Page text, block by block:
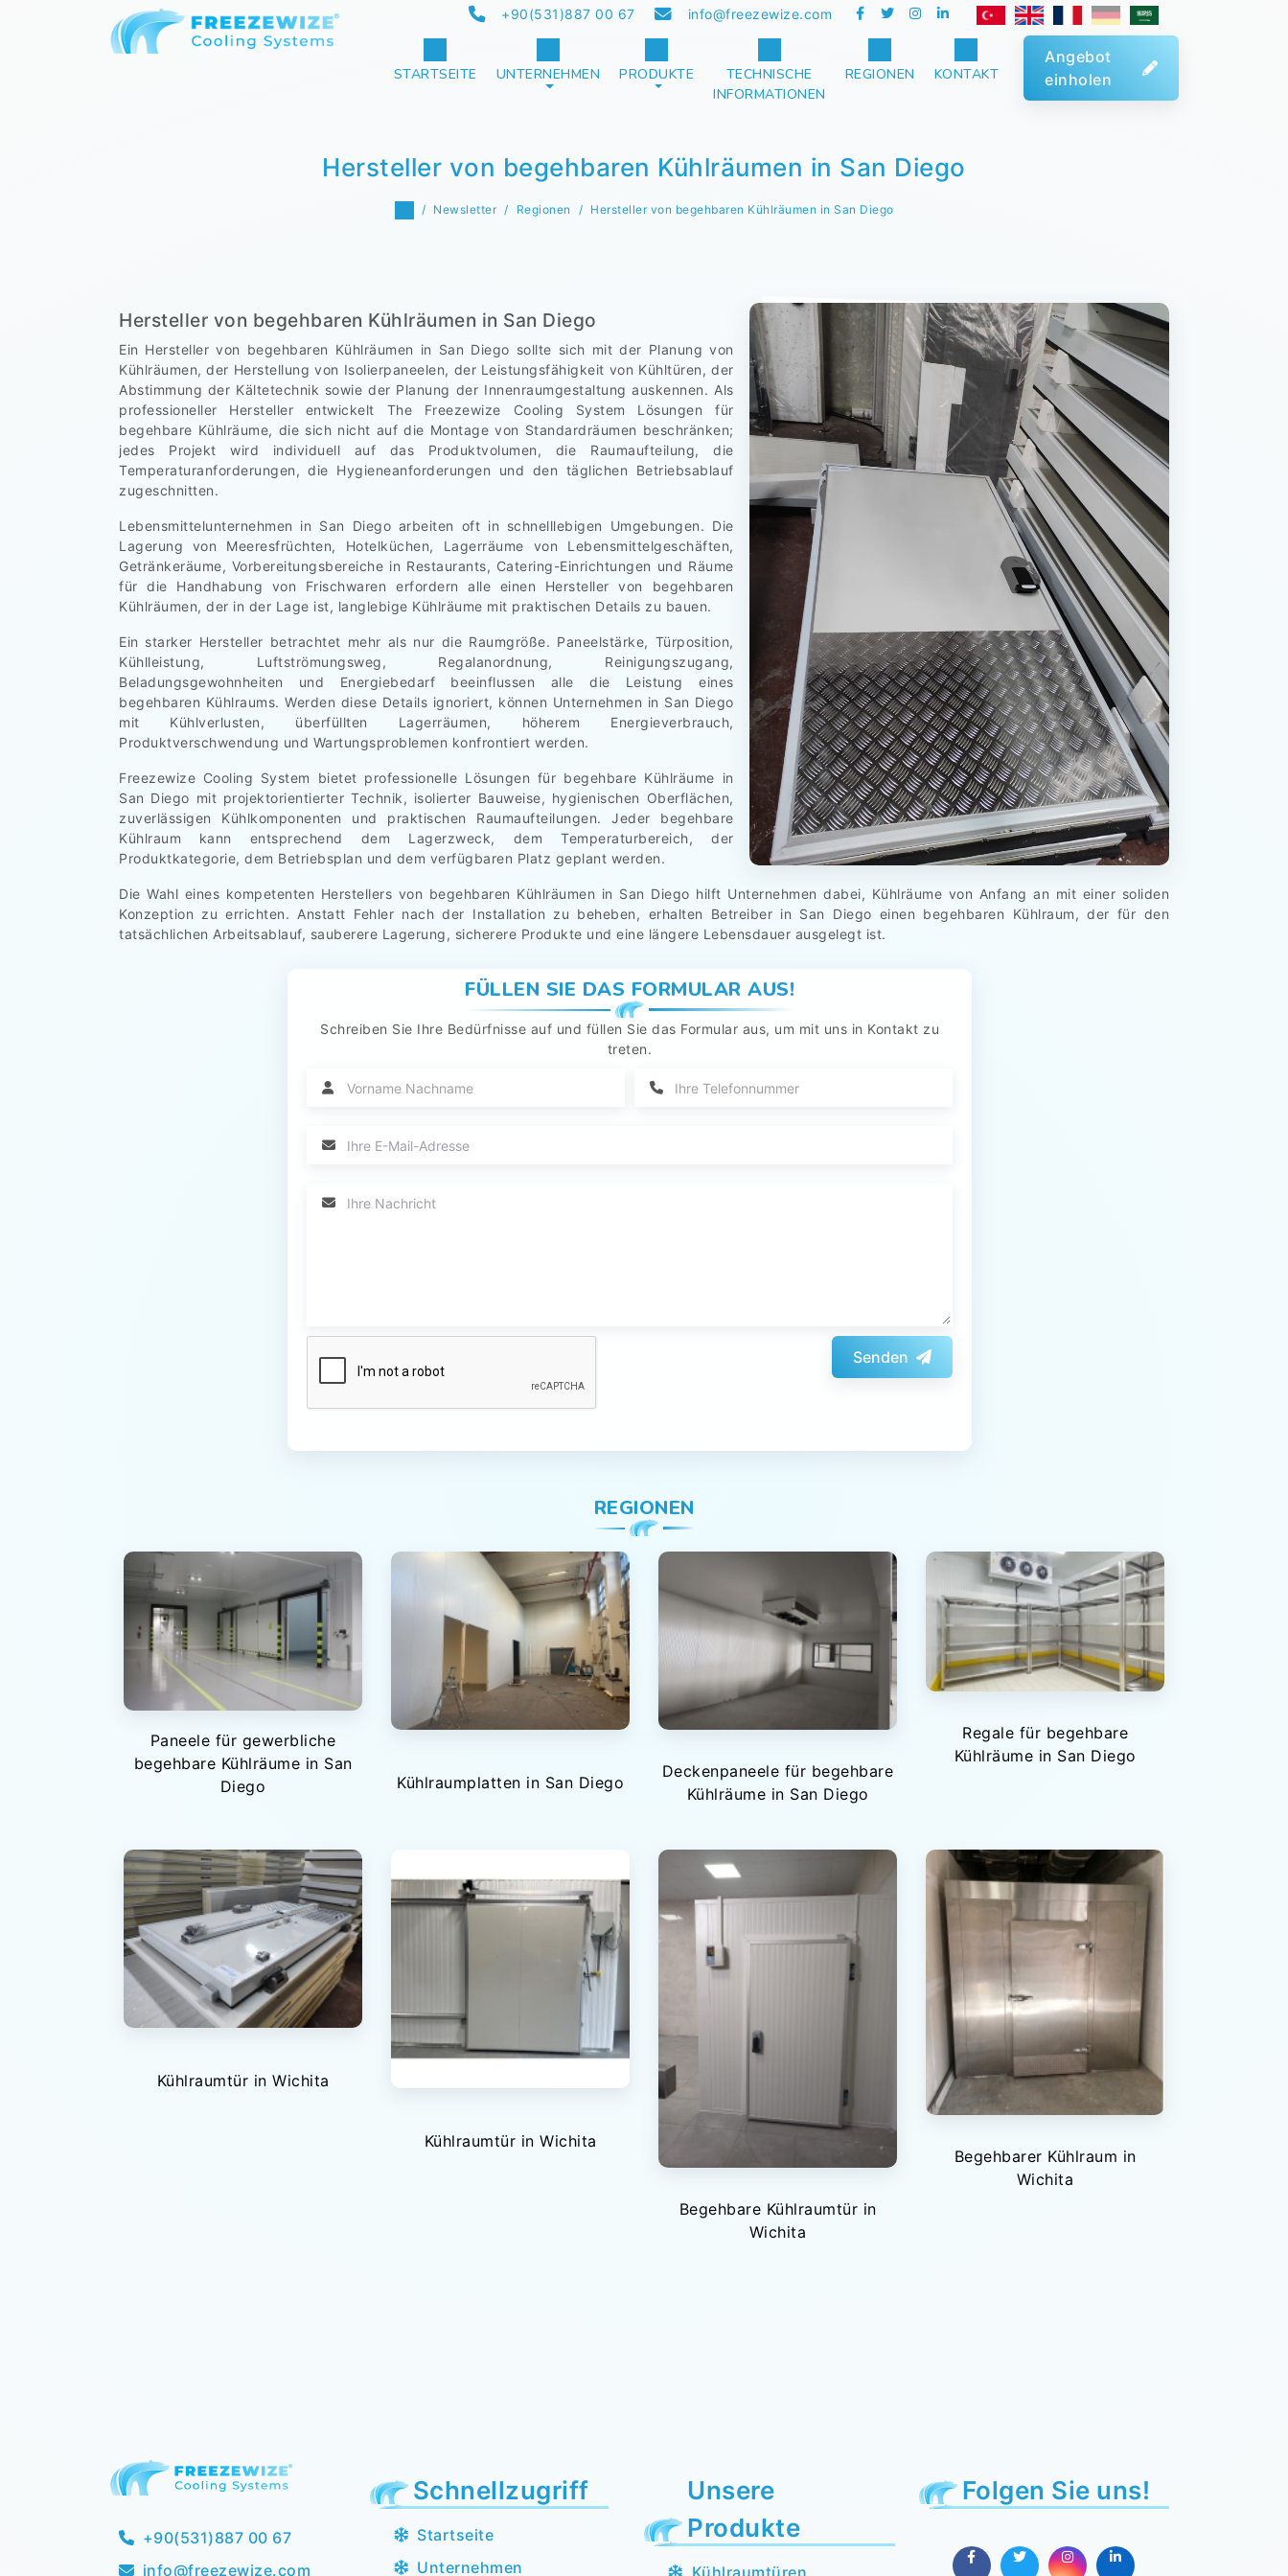
+90(531)887 00 67 info@freezewize.com
STARTSEITE UNTERNEHMEN PRODUKTE
TECHNISCHE
INFORMATIONEN
REGIONEN KONTAKT
Angebot
einholen
Hersteller von begehbaren Kühlräumen in San Diego
Newsletter Regionen Hersteller von begehbaren Kühlräumen in San Diego
Hersteller von begehbaren Kühlräumen in San Diego
Ein Hersteller von begehbaren Kühlräumen in San Diego sollte sich mit der Planung von
Kühlräumen, der Herstellung von Isolierpaneelen, der Leistungsfähigkeit von Kühltüren, der
Abstimmung der Kältetechnik sowie der Planung der Innenraumgestaltung auskennen. Als
professioneller Hersteller entwickelt The Freezewize Cooling System Lösungen für
begehbare Kühlräume, die sich nicht auf die Montage von Standardräumen beschränken;
jedes Projekt wird individuell auf das Produktvolumen, die Raumaufteilung, die
Temperaturanforderungen, die Hygieneanforderungen und den täglichen Betriebsablauf
zugeschnitten.
Lebensmittelunternehmen in San Diego arbeiten oft in schnelllebigen Umgebungen. Die
Lagerung von Meeresfrüchten, Hotelküchen, Lagerräume von Lebensmittelgeschäften,
Getränkeräume, Vorbereitungsbereiche in Restaurants, Catering-Einrichtungen und Räume
für die Handhabung von Frischwaren erfordern alle einen Hersteller von begehbaren
Kühlräumen, der in der Lage ist, langlebige Kühlräume mit praktischen Details zu bauen.
Ein starker Hersteller betrachtet mehr als nur die Raumgröße. Paneelstärke, Türposition,
Kühlleistung, Luftströmungsweg, Regalanordnung, Reinigungszugang,
Beladungsgewohnheiten und Energiebedarf beeinflussen alle die Leistung eines
begehbaren Kühlraums. Werden diese Details ignoriert, können Unternehmen in San Diego
mit Kühlverlusten, überfüllten Lagerräumen, höherem Energieverbrauch,
Produktverschwendung und Wartungsproblemen konfrontiert werden.
Freezewize Cooling System bietet professionelle Lösungen für begehbare Kühlräume in
San Diego mit projektorientierter Technik, isolierter Bauweise, hygienischen Oberflächen,
zuverlässigen Kühlkomponenten und praktischen Raumaufteilungen. Jeder begehbare
Kühlraum kann entsprechend dem Lagerzweck, dem Temperaturbereich, der
Produktkategorie, dem Betriebsplan und dem verfügbaren Platz geplant werden.
Die Wahl eines kompetenten Herstellers von begehbaren Kühlräumen in San Diego hilft Unternehmen dabei, Kühlräume von Anfang an mit einer soliden
Konzeption zu errichten. Anstatt Fehler nach der Installation zu beheben, erhalten Betreiber in San Diego einen begehbaren Kühlraum, der für den
tatsächlichen Arbeitsablauf, sauberere Lagerung, sicherere Produkte und eine längere Lebensdauer ausgelegt ist.
FÜLLEN SIE DAS FORMULAR AUS!
Schreiben Sie Ihre Bedürfnisse auf und füllen Sie das Formular aus, um mit uns in Kontakt zu
treten.
Senden
REGIONEN
Paneele für gewerbliche
begehbare Kühlräume in San
Diego
Kühlraumplatten in San Diego
Deckenpaneele für begehbare
Kühlräume in San Diego
Regale für begehbare
Kühlräume in San Diego
Kühlraumtür in Wichita
Kühlraumtür in Wichita
Begehbare Kühlraumtür in
Wichita
Begehbarer Kühlraum in
Wichita
+90(531)887 00 67
info@freezewize.com
Schnellzugriff
Startseite
Unternehmen
Unsere
Produkte
Kühlraumtüren
Folgen Sie uns!